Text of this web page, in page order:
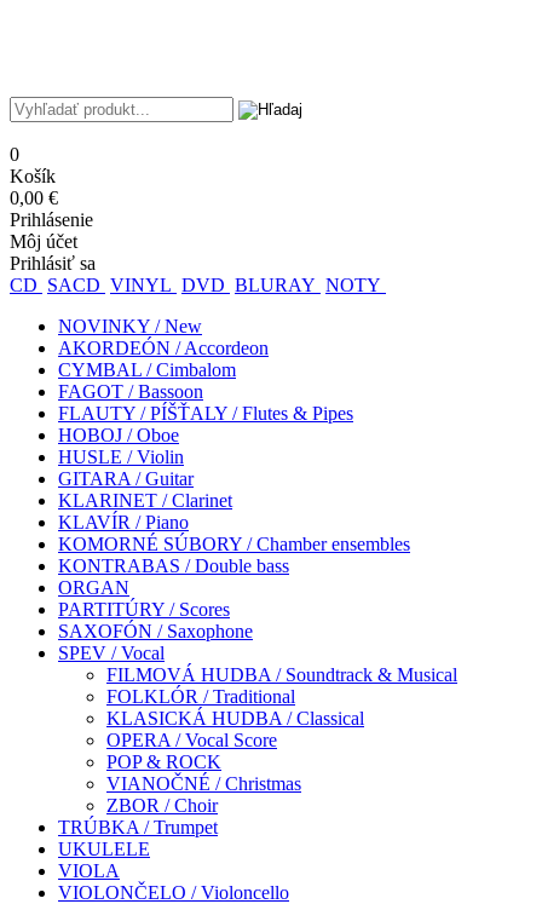
0
Košík
0,00 €
Prihlásenie
Môj účet
Prihlásiť sa
CD SACD VINYL DVD BLURAY NOTY
NOVINKY / New
AKORDEÓN / Accordeon
CYMBAL / Cimbalom
FAGOT / Bassoon
FLAUTY / PÍŠŤALY / Flutes & Pipes
HOBOJ / Oboe
HUSLE / Violin
GITARA / Guitar
KLARINET / Clarinet
KLAVÍR / Piano
KOMORNÉ SÚBORY / Chamber ensembles
KONTRABAS / Double bass
ORGAN
PARTITÚRY / Scores
SAXOFÓN / Saxophone
SPEV / Vocal
FILMOVÁ HUDBA / Soundtrack & Musical
FOLKLÓR / Traditional
KLASICKÁ HUDBA / Classical
OPERA / Vocal Score
POP & ROCK
VIANOČNÉ / Christmas
ZBOR / Choir
TRÚBKA / Trumpet
UKULELE
VIOLA
VIOLONČELO / Violoncello